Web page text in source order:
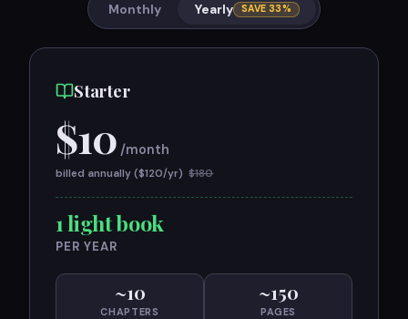
Monthly Yearly SAVE 33%
Starter
$10 /month
billed annually ($120/yr) $180
1 light book
PER YEAR
~10
CHAPTERS
~150
PAGES